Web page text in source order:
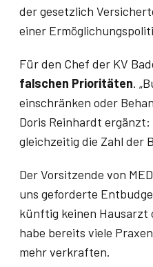
der gesetzlich
einer
Für den Chef der KV
falschen Prioritäten.
einschränken oder
Doris ­Reinhardt
gleichzeitig die Zahl der
Der Vorsitzende von
uns geforderte
künftig keinen Hausarzt
habe bereits viele Praxen
mehr verkraften.